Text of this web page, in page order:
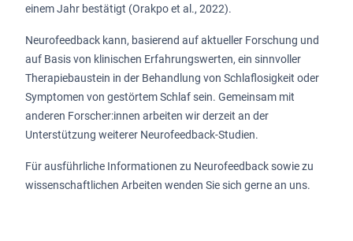
einem Jahr bestätigt (Orakpo et al., 2022).
Neurofeedback kann, basierend auf aktueller Forschung und
auf Basis von klinischen Erfahrungswerten, ein sinnvoller
Therapiebaustein in der Behandlung von Schlaflosigkeit oder
Symptomen von gestörtem Schlaf sein. Gemeinsam mit
anderen Forscher:innen arbeiten wir derzeit an der
Unterstützung weiterer Neurofeedback-Studien.
Für ausführliche Informationen zu Neurofeedback sowie zu
wissenschaftlichen Arbeiten wenden Sie sich gerne an uns.